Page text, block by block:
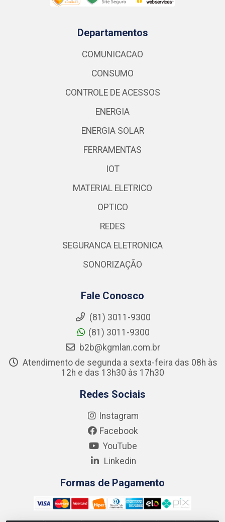
Departamentos
COMUNICACAO
CONSUMO
CONTROLE DE ACESSOS
ENERGIA
ENERGIA SOLAR
FERRAMENTAS
IOT
MATERIAL ELETRICO
OPTICO
REDES
SEGURANCA ELETRONICA
SONORIZAÇÃO
Fale Conosco
(81) 3011-9300
(81) 3011-9300
b2b@kgmlan.com.br
Atendimento de segunda a sexta-feira das 08h às
12h e das 13h30 às 17h30
Redes Sociais
Instagram
Facebook
YouTube
Linkedin
Formas de Pagamento